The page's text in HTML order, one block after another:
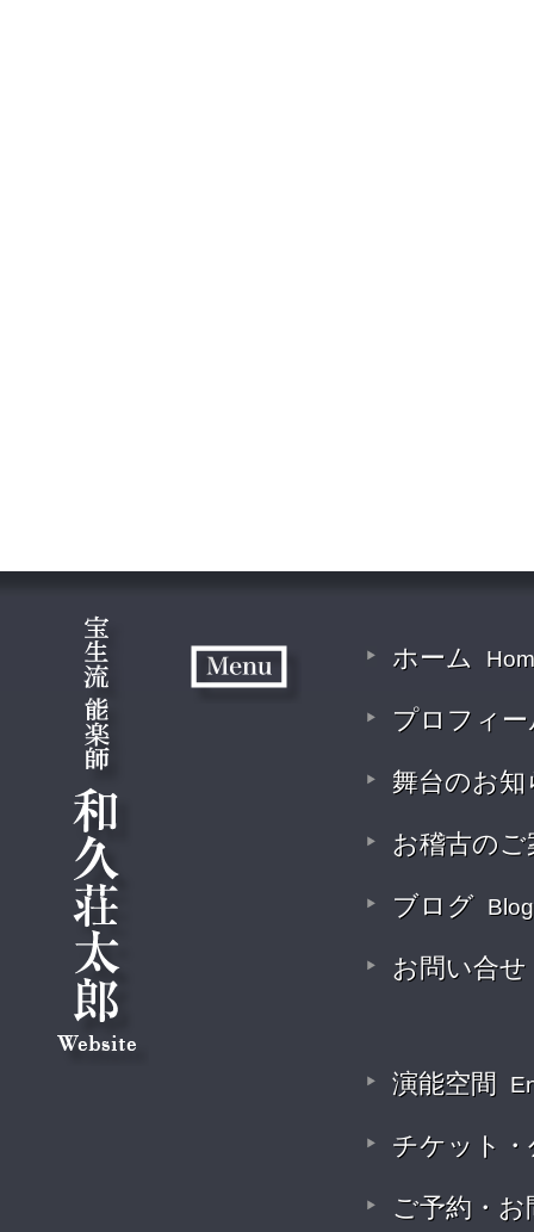
ホーム
プロフィ
舞台のお
お稽古の
ブログ Blog
お問い合せ
演能空間
チケット
ご予約・